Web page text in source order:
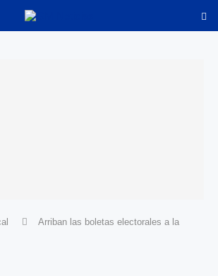
Arriban las boletas electorales a la